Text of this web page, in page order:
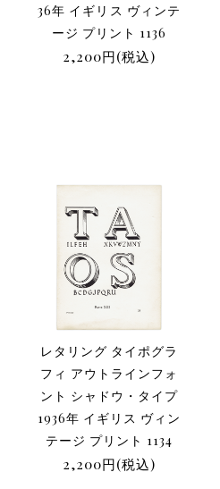
36年 イギリス ヴィンテ
ージ プリント 1136
2,200円(税込)
レタリング タイポグラ
フィ アウトラインフォ
ント シャドウ・タイプ
1936年 イギリス ヴィン
テージ プリント 1134
2,200円(税込)